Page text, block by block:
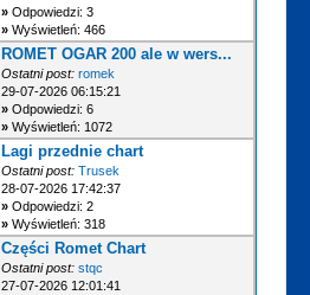
»Odpowiedzi: 3
»Wyświetleń: 466
ROMET OGAR 200 ale w wers...
Ostatni post: romek
29-07-2026 06:15:21
»Odpowiedzi: 6
»Wyświetleń: 1072
Lagi przednie chart
Ostatni post: Trusek
28-07-2026 17:42:37
»Odpowiedzi: 2
»Wyświetleń: 318
Części Romet Chart
Ostatni post: stqc
27-07-2026 12:01:41